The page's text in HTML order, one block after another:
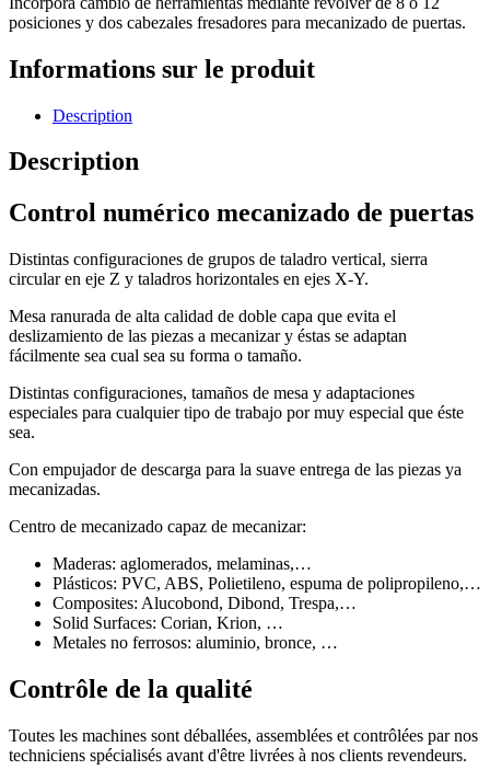
posiciones y dos cabezales fresadores para mecanizado de puertas.
Informations sur le produit
Description
Description
Control numérico mecanizado de puertas
Distintas configuraciones de grupos de taladro vertical, sierra
circular en eje Z y taladros horizontales en ejes X-Y.
Mesa ranurada de alta calidad de doble capa que evita el
deslizamiento de las piezas a mecanizar y éstas se adaptan
fácilmente sea cual sea su forma o tamaño.
Distintas configuraciones, tamaños de mesa y adaptaciones
especiales para cualquier tipo de trabajo por muy especial que éste
sea.
Con empujador de descarga para la suave entrega de las piezas ya
mecanizadas.
Centro de mecanizado capaz de mecanizar:
Maderas: aglomerados, melaminas,…
Plásticos: PVC, ABS, Polietileno, espuma de polipropileno,…
Composites: Alucobond, Dibond, Trespa,…
Solid Surfaces: Corian, Krion, …
Metales no ferrosos: aluminio, bronce, …
Contrôle de la qualité
Toutes les machines sont déballées, assemblées et contrôlées par nos
techniciens spécialisés avant d'être livrées à nos clients revendeurs.